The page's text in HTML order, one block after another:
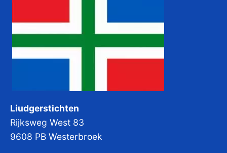
Liudgerstichten
Rijksweg West 83
9608 PB Westerbroek